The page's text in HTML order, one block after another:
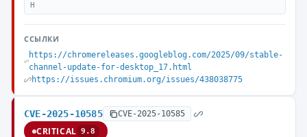
H
ССЫЛКИ
https://chromereleases.googleblog.com/2025/09/stable-
channel-update-for-desktop_17.html
https://issues.chromium.org/issues/438038775
CVE-2025-10585 CVE-2025-10585
CRITICAL 9.8